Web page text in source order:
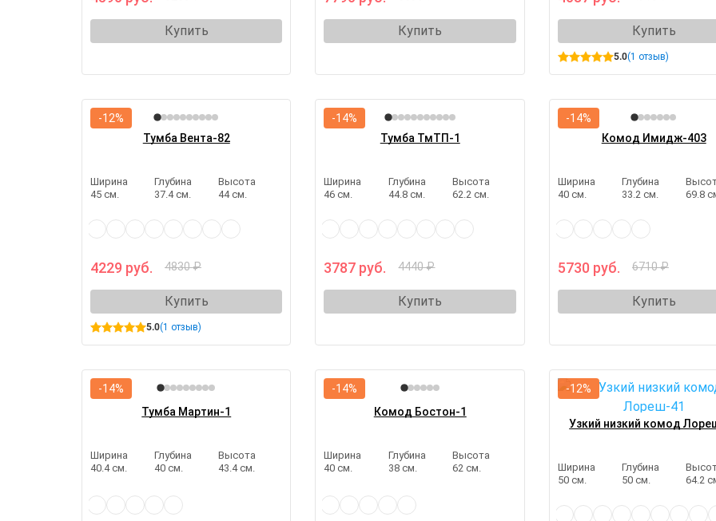
Купить Купить Купить
5.0(1 отзыв)
Тумба Вента-82
Ширина
45 см.
Глубина
37.4 см.
Высота
44 см.
4229 руб. 4830 ₽
Купить
5.0(1 отзыв)
-12%
Тумба ТмТП-1
Ширина
46 см.
Глубина
44.8 см.
Высота
62.2 см.
3787 руб. 4440 ₽
Купить
-14%
Комод Имидж-403
Ширина
40 см.
Глубина
33.2 см.
69.8
5730 руб. 6710 ₽
Купить
-14%
Тумба Мартин-1
Ширина
40.4 см.
Глубина
40 см.
Высота
43.4 см.
-14%
Комод Бостон-1
Ширина
40 см.
Глубина
38 см.
Высота
62 см.
-14%
Узкий низкий комод
Ширина
50 см.
Глубина
50 см.
64.2
-12%